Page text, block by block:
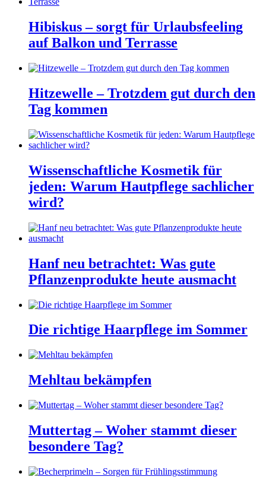
Hibiskus – sorgt für Urlaubsfeeling
auf Balkon und Terrasse
Hitzewelle – Trotzdem gut durch den
Tag kommen
Wissenschaftliche Kosmetik für
jeden: Warum Hautpflege sachlicher
wird?
Hanf neu betrachtet: Was gute
Pflanzenprodukte heute ausmacht
Die richtige Haarpflege im Sommer
Mehltau bekämpfen
Muttertag – Woher stammt dieser
besondere Tag?